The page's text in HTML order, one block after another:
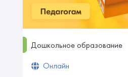
Дошкольное образование
Онлайн